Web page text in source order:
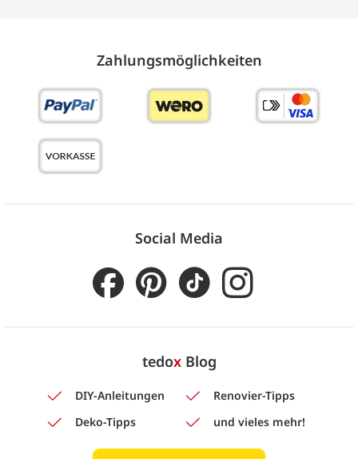
Zahlungs­möglich­keiten
Social Media
tedoxBlog
DIY-Anleitungen
Renovier-Tipps
Deko-Tipps
und vieles mehr!